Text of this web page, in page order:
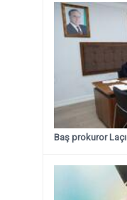
Baş prokuror